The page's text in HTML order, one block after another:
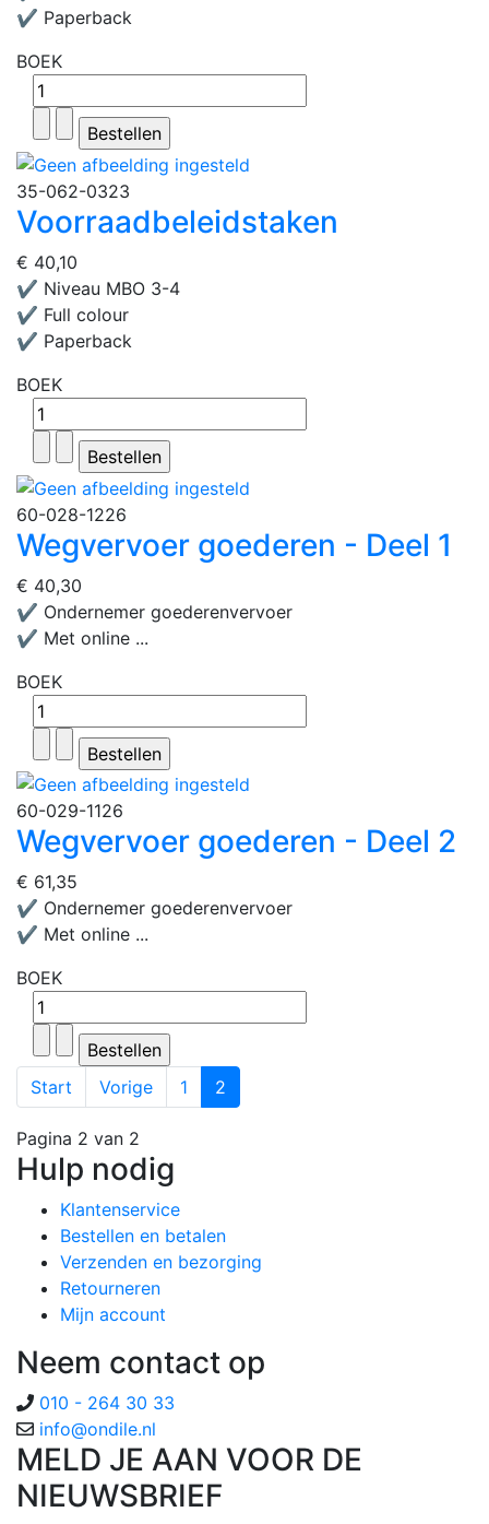
✔ Paperback
BOEK
35-062-0323
Voorraadbeleidstaken
€ 40,10
✔ Niveau MBO 3-4
✔ Full colour
✔ Paperback
BOEK
60-028-1226
Wegvervoer goederen - Deel 1
€ 40,30
✔ Ondernemer goederenvervoer
✔ Met online ...
BOEK
60-029-1126
Wegvervoer goederen - Deel 2
€ 61,35
✔ Ondernemer goederenvervoer
✔ Met online ...
BOEK
Start Vorige 1 2
Pagina 2 van 2
Hulp nodig
Klantenservice
Bestellen en betalen
Verzenden en bezorging
Retourneren
Mijn account
Neem contact op
010 - 264 30 33
MELD JE AAN VOOR DE
NIEUWSBRIEF